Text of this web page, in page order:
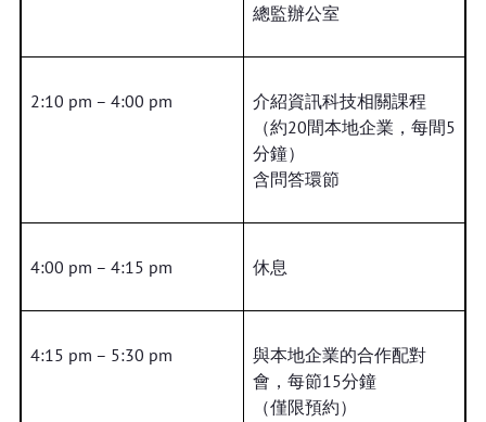
總監辦公室
2:10 pm – 4:00 pm
介紹資訊科技相關課程
（約20間本地企業，每間5
分鐘）
含問答環節
4:00 pm – 4:15 pm 休息
4:15 pm – 5:30 pm
與本地企業的合作配對
會，每節15分鐘
（僅限預約）